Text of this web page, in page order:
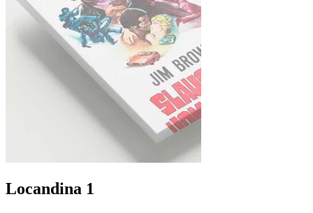
Locandina 1